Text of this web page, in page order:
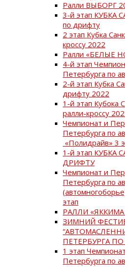
Ралли ВЫБОРГ
3-й этап КУБКА
по дрифту
2 этап Кубка
кроссу 2022
Ралли «БЕЛЫЕ
4-й этап
Петербурга по
2-й этап Кубка
дрифту 2022
1-й этап Кубока
ралли-кроссу
Чемпионат и
Петербурга по
«Полидрайв» 3
1-й этап КУБКА
ДРИФТУ
Чемпионат и
Петербурга по
этап
РАЛЛИ «ЯККИМА
ЗИМНИЙ
ПЕТЕРБУРГА
1 этап
Петербурга по